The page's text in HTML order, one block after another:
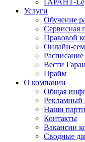
ГАРАНТ-
Услуги
Обучение
Сервисная
Правовой
Онлайн-
Вести
Прайм
О компании
Общая
Рекламный
Наши
Контакты
Вакансии
Сводные